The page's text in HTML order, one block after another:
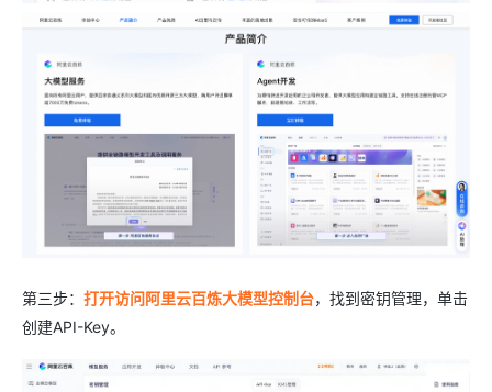
第三步： 打开访问阿里云百炼大模型控制台，找到密钥管理，单击
创建API-Key。